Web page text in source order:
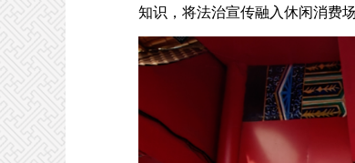
知识，将法治宣传融入休闲消费